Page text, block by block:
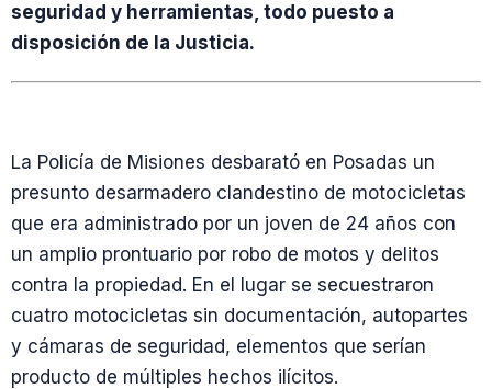
seguridad y herramientas, todo puesto a
disposición de la Justicia.
La Policía de Misiones desbarató en Posadas un
presunto desarmadero clandestino de motocicletas
que era administrado por un joven de 24 años con
un amplio prontuario por robo de motos y delitos
contra la propiedad. En el lugar se secuestraron
cuatro motocicletas sin documentación, autopartes
y cámaras de seguridad, elementos que serían
producto de múltiples hechos ilícitos.